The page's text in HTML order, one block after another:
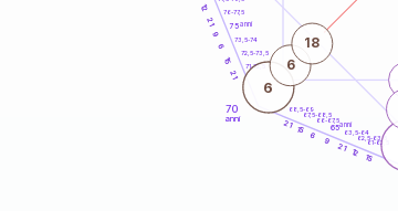
70
anni
61-62,5
62,5-63,5
63,5-64
66-67,5
67,5-68,5
68,5-69
71-72,5
72,5-73,5
73,5-74
76-77,5
15
12
21
9
6
15
21
21
15
6
9
21
12
6
6
18
65anni
75anni